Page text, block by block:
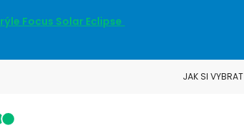
Focus Solar Eclipse
JAK SI VYBRAT